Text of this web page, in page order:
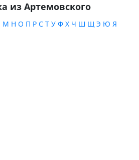
из Артемовского
М Н О П Р С Т У Ф Х Ч Ш Щ Э Ю Я